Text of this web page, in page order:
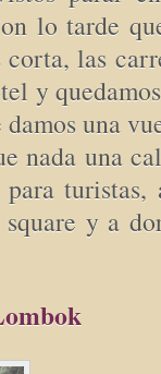
lo tarde
las
y
una
nada una
turistas,
y a